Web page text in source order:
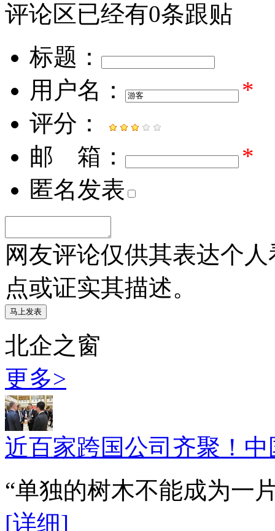
评论区已经有0条跟贴
标题：
用户名：
*
评分：
邮 箱：
*
匿名发表
网友评论仅供其表达个
点或证实其描述。
北企之窗
更多>
近百家跨国公司齐聚！
“单独的树木不能成为一
[详细]